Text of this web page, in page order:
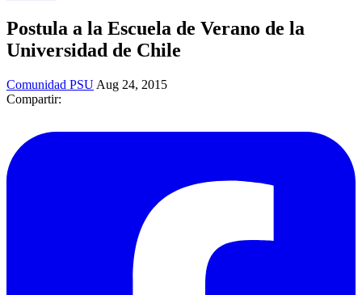
Postula a la Escuela de Verano de la
Universidad de Chile
Comunidad PSU Aug 24, 2015
Compartir: